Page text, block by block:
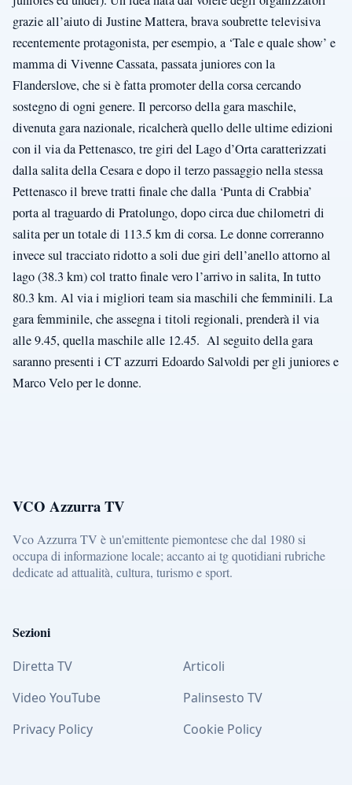
grazie all’aiuto di Justine Mattera, brava soubrette televisiva
recentemente protagonista, per esempio, a ‘Tale e quale show’ e
mamma di Vivenne Cassata, passata juniores con la
Flanderslove, che si è fatta promoter della corsa cercando
sostegno di ogni genere. Il percorso della gara maschile,
divenuta gara nazionale, ricalcherà quello delle ultime edizioni
con il via da Pettenasco, tre giri del Lago d’Orta caratterizzati
dalla salita della Cesara e dopo il terzo passaggio nella stessa
Pettenasco il breve tratti finale che dalla ‘Punta di Crabbia’
porta al traguardo di Pratolungo, dopo circa due chilometri di
salita per un totale di 113.5 km di corsa. Le donne correranno
invece sul tracciato ridotto a soli due giri dell’anello attorno al
lago (38.3 km) col tratto finale vero l’arrivo in salita, In tutto
80.3 km. Al via i migliori team sia maschili che femminili. La
gara femminile, che assegna i titoli regionali, prenderà il via
alle 9.45, quella maschile alle 12.45. Al seguito della gara
saranno presenti i CT azzurri Edoardo Salvoldi per gli juniores e
Marco Velo per le donne.
VCO Azzurra TV
Vco Azzurra TV è un'emittente piemontese che dal 1980 si
occupa di informazione locale; accanto ai tg quotidiani rubriche
dedicate ad attualità, cultura, turismo e sport.
Sezioni
Diretta TV
Articoli
Video YouTube
Palinsesto TV
Privacy Policy
Cookie Policy